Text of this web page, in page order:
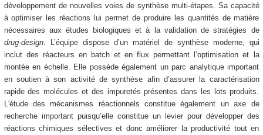
développement de nouvelles voies de synthèse multi-étapes. Sa capacité
à optimiser les réactions lui permet de produire les quantités de matière
nécessaires aux études biologiques et à la validation de stratégies de
drug-design. L’équipe dispose d’un matériel de synthèse moderne, qui
inclut des réacteurs en batch et en flux permettant l’optimisation et la
montée en échelle. Elle possède également un parc analytique important
en soutien à son activité de synthèse afin d’assurer la caractérisation
rapide des molécules et des impuretés présentes dans les lots produits.
L'étude des mécanismes réactionnels constitue également un axe de
recherche important puisqu’elle constitue un levier pour développer des
réactions chimiques sélectives et donc améliorer la productivité tout en